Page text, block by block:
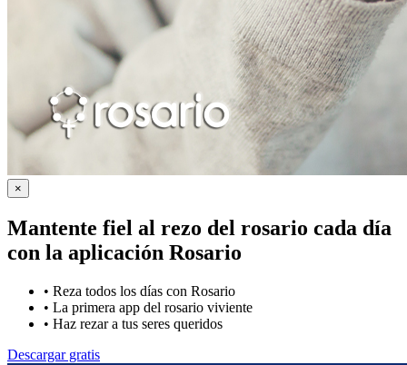
×
Mantente fiel al rezo del rosario cada día
con la aplicación Rosario
• Reza todos los días con Rosario
• La primera app del rosario viviente
• Haz rezar a tus seres queridos
Descargar gratis